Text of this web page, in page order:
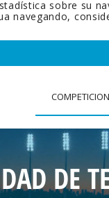
sobre su
navegando,
DE